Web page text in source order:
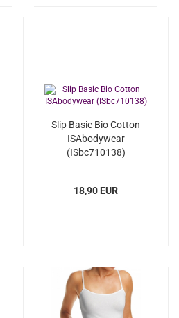
Slip Basic Bio Cotton
ISAbodywear
(ISbc710138)
18,90 EUR